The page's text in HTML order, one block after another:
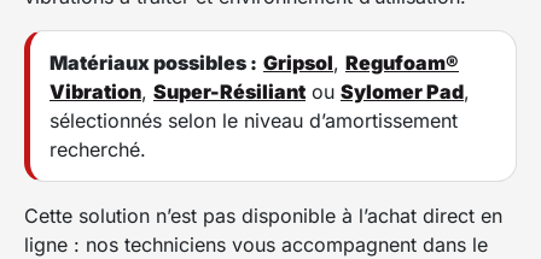
Matériaux possibles : Gripsol, Regufoam®
Vibration, Super-Résiliant ou Sylomer Pad,
sélectionnés selon le niveau d’amortissement
recherché.
Cette solution n’est pas disponible à l’achat direct en
ligne : nos techniciens vous accompagnent dans le